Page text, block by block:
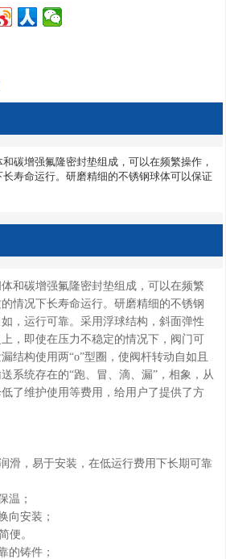
碳增强氟隆密封垫组成，可以在频繁操作，
寿命运行。研磨精细的不锈钢球体可以保证
和碳增强氟隆密封垫组成，可以在频繁
情况下长寿命运行。研磨精细的不锈钢
，运行可靠。采用浮球结构，斜面弹性
，即使在压力不稳定的情况下，阀门可
结构使用两“o”型圈，使阀杆转动自如且
系统存在的“跑、冒、滴、漏”，相象，从
了维护使用等费用，给用户了提供了方
滑，易于安装，在低运行费用下长期可靠
温；
向安装；
便。
的铸件；